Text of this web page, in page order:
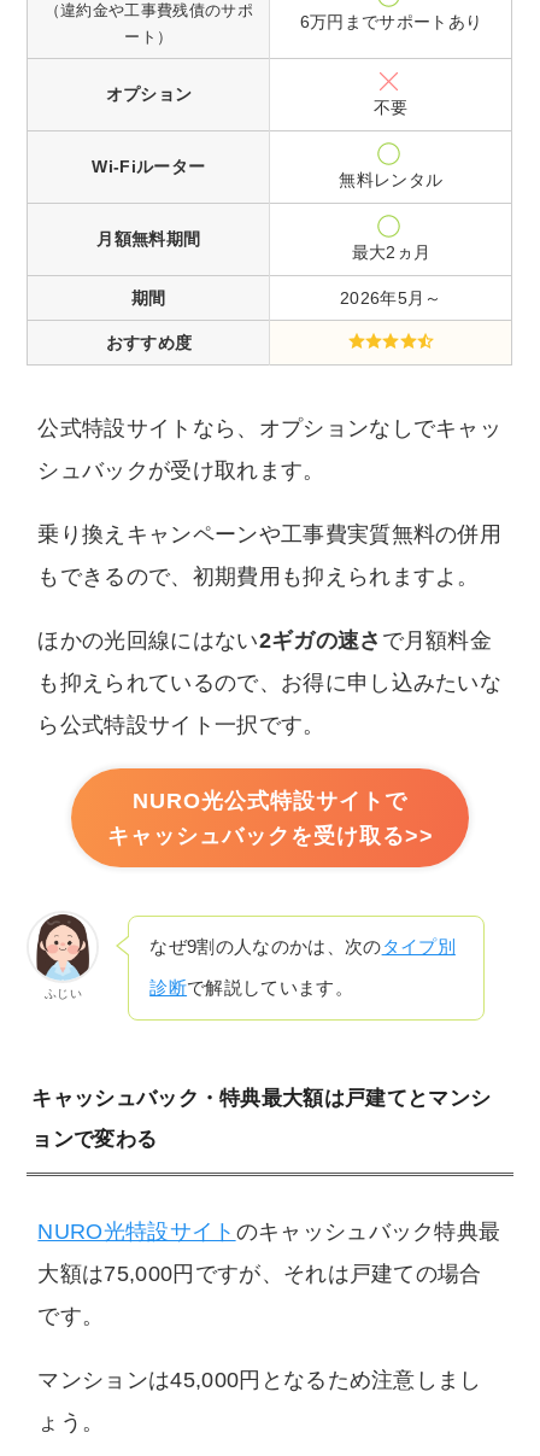
（違約金や工事費残債のサポ
ート）
6万円までサポートあり
オプション
不要
Wi-Fiルーター
無料レンタル
月額無料期間
最大2ヵ月
期間 2026年5月～
おすすめ度
公式特設サイトなら、オプションなしでキャッ
シュバックが受け取れます。
乗り換えキャンペーンや工事費実質無料の併用
もできるので、初期費用も抑えられますよ。
ほかの光回線にはない2ギガの速さ で月額料金
も抑えられているので、お得に申し込みたいな
ら公式特設サイト一択です。
NURO光公式特設サイトで
キャッシュバックを受け取る>>
ふじい
なぜ9割の人なのかは、次のタイプ別
診断で解説しています。
キャッシュバック・特典最大額は戸建てとマンシ
ョンで変わる
NURO光特設サイト のキャッシュバック特典最
大額は75,000円ですが、それは戸建ての場合
です。
マンションは45,000円となるため注意しまし
ょう。